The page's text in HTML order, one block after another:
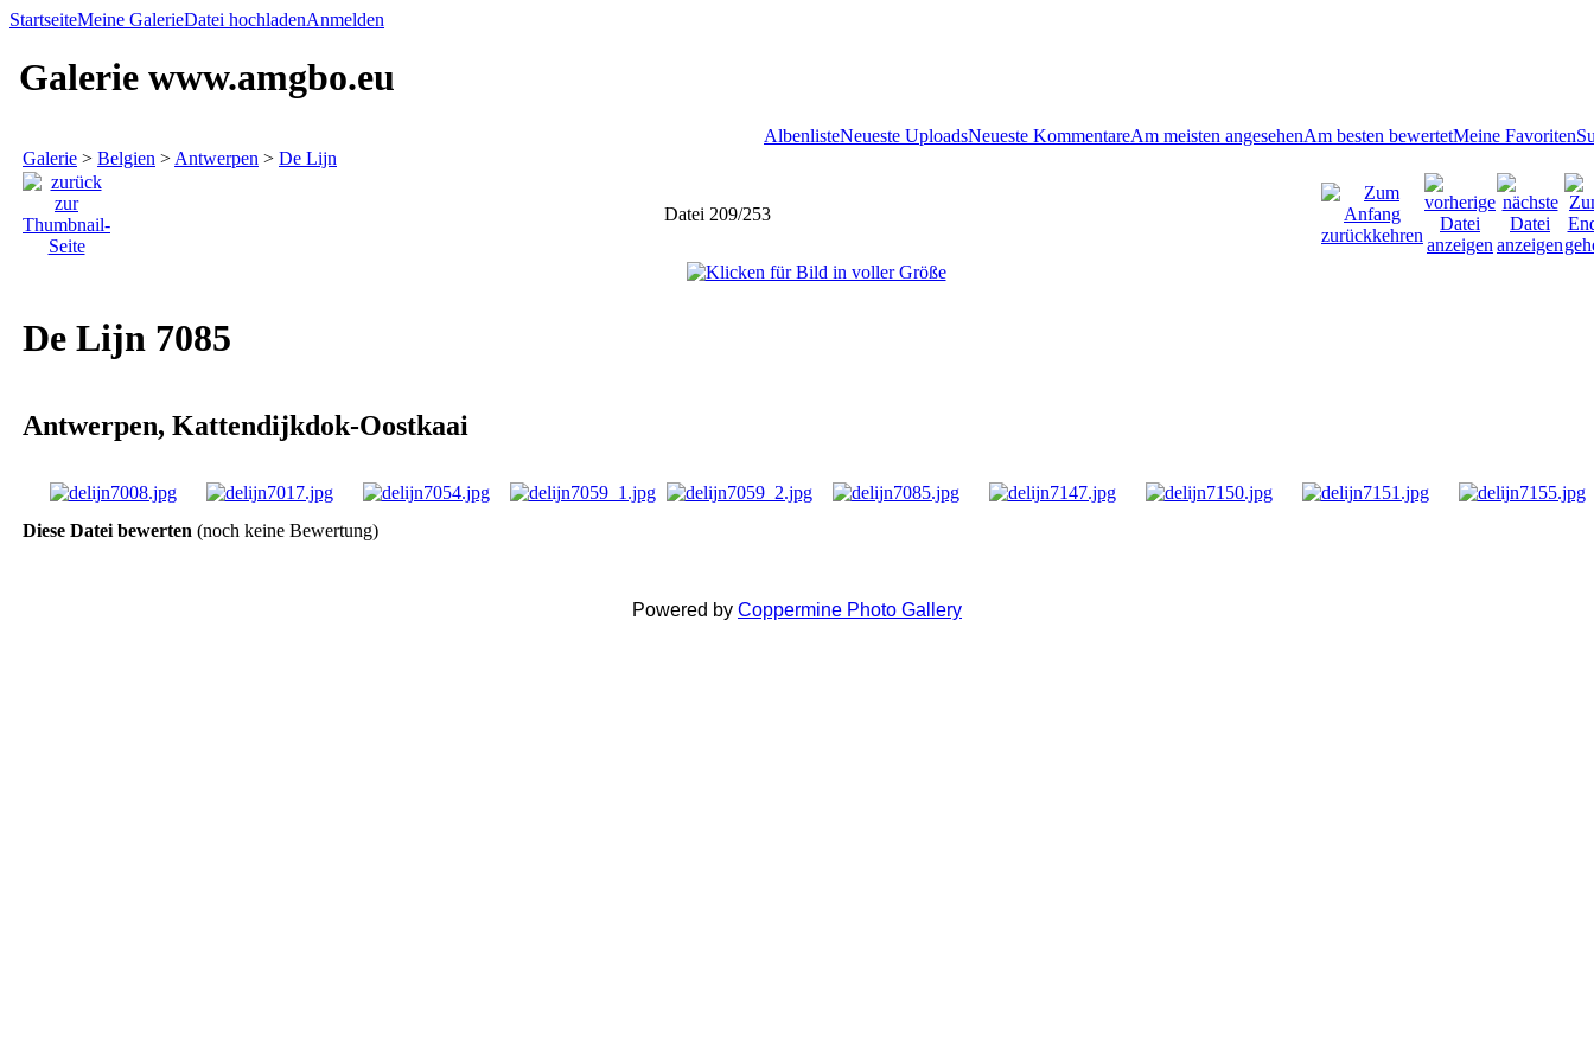
StartseiteMeine GalerieDatei hochladenAnmelden
Galerie www.amgbo.eu
AlbenlisteNeueste UploadsNeueste KommentareAm meisten angesehenAm besten bewertetMeine Favoriten
Galerie > Belgien > Antwerpen > De Lijn
Datei 209/253
De Lijn 7085
Antwerpen, Kattendijkdok-Oostkaai
Diese Datei bewerten (noch keine Bewertung)
Powered by Coppermine Photo Gallery